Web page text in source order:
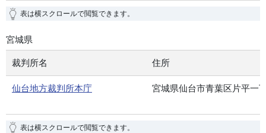
表は横スクロールで閲覧できます。
宮城県
裁判所名 住所
仙台地方裁判所本庁 宮城県仙台市青葉区片平一
表は横スクロールで閲覧できます。